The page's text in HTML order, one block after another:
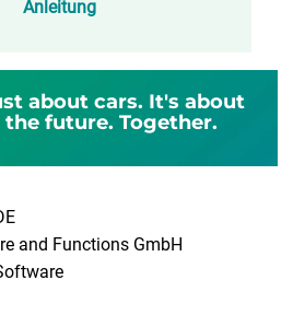
Anleitung
about cars. It's about
future. Together.
and Functions GmbH